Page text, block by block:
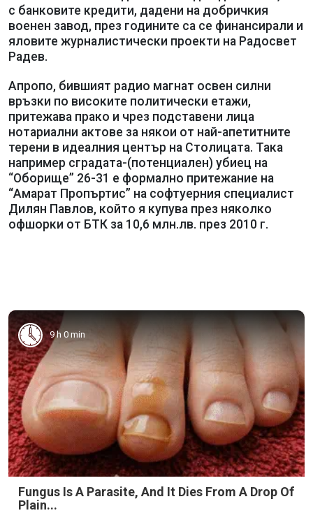
с банковите кредити, дадени на добричкия
военен завод, през годините са се финансирали и
яловите журналистически проекти на Радосвет
Радев.
Апропо, бившият радио магнат освен силни
връзки по високите политически етажи,
притежава прако и чрез подставени лица
нотариални актове за някои от най-апетитните
терени в идеалния център на Столицата. Така
например сградата-(потенциален) убиец на
“Оборище” 26-31 е формално притежание на
“Амарат Пропъртис” на софтуерния специалист
Дилян Павлов, който я купува през няколко
офшорки от БТК за 10,6 млн.лв. през 2010 г.
9 h 0 min
Fungus Is A Parasite, And It Dies From A Drop Of
Plain...